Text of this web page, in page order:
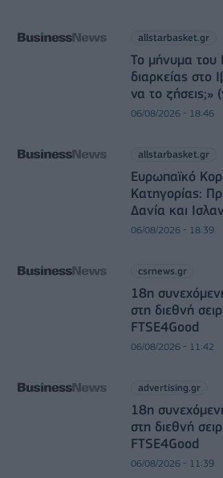
allstarbasket.gr
Το μήνυμα του
διαρκείας στο
να το ζήσεις;»
06/08/2026 - 18:46
allstarbasket.gr
Ευρωπαϊκό
Κατηγορίας:
Δανία και
06/08/2026 - 18:39
csrnews.gr
18η
στη διεθνή
FTSE4Good
06/08/2026 - 11:42
advertising.gr
18η
στη διεθνή
FTSE4Good
06/08/2026 - 11:39